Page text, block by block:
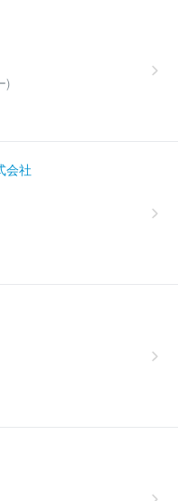
株式会
タンツ株式会社
ン ほか(2372件)
)
会社